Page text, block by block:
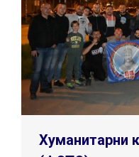
Хуманитарни